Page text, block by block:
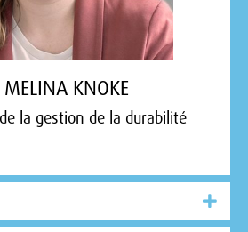
KNOKE
la gestion de la durabilité